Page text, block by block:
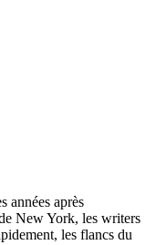
années après
New York, les writers
les flancs du